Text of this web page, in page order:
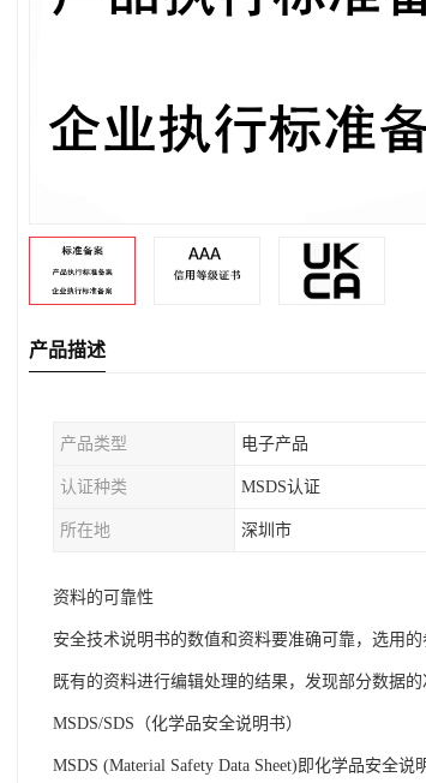
产品描述
产品类型 电子产品
认证种类 MSDS认证
所在地 深圳市
资料的可靠性
安全技术说明书的数值和资料要准确可靠，选用
既有的资料进行编辑处理的结果，发现部分数据的
MSDS/SDS（化学品安全说明书）
MSDS (Material Safety Data Sheet)即化学品安全